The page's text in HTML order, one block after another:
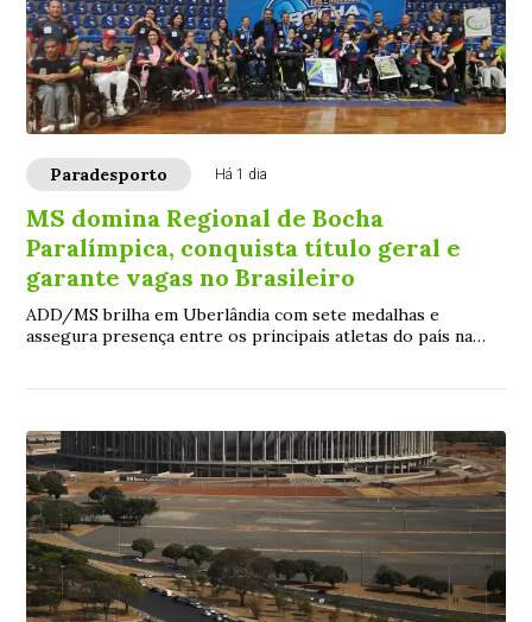
Paradesporto Há 1 dia
MS domina Regional de Bocha
Paralímpica, conquista título geral e
garante vagas no Brasileiro
ADD/MS brilha em Uberlândia com sete medalhas e
assegura presença entre os principais atletas do país na